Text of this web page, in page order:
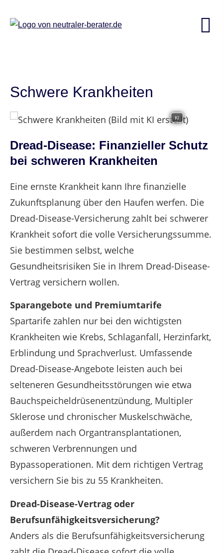
Schwere Krankheiten
KI
Dread-Disease: Finanzieller Schutz
bei schweren Krankheiten
Eine ernste Krankheit kann Ihre finanzielle
Zukunftsplanung über den Haufen werfen. Die
Dread-Disease-Versicherung zahlt bei schwerer
Krankheit sofort die volle Versicherungssumme.
Sie bestimmen selbst, welche
Gesundheitsrisiken Sie in Ihrem Dread-Disease-
Vertrag versichern wollen.
Sparangebote und Premiumtarife
Spartarife zahlen nur bei den wichtigsten
Krankheiten wie Krebs, Schlaganfall, Herzinfarkt,
Erblindung und Sprachverlust. Umfassende
Dread-Disease-Angebote leisten auch bei
selteneren Gesundheitsstörungen wie etwa
Bauchspeicheldrüsenentzündung, Multipler
Sklerose und chronischer Muskelschwäche,
außerdem nach Organtransplantationen,
schweren Verbrennungen und
Bypassoperationen. Mit dem richtigen Vertrag
versichern Sie bis zu 55 Krankheiten.
Dread-Disease-Vertrag oder
Berufsunfähigkeitsversicherung?
Anders als die Berufsunfähigkeitsversicherung